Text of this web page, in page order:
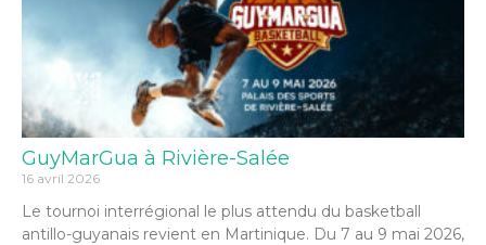
GuyMarGua à Rivière-Salée
16 avril 2026
Le tournoi interrégional le plus attendu du basketball
antillo-guyanais revient en Martinique. Du 7 au 9 mai 2026,